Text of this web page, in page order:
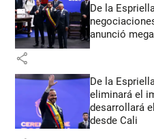
De la
anunció
share
De la
eliminará el
desarrollará
desde Cali